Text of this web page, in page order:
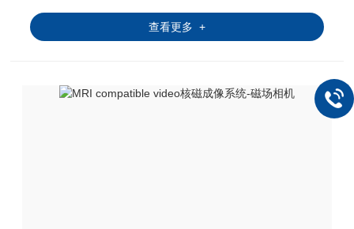
查看更多 +